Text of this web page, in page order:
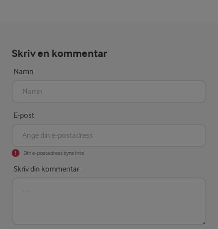
Skriv en kommentar
Namn
E-post
Din e-postadress syns inte
Skriv din kommentar